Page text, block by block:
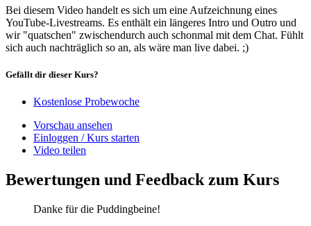
Bei diesem Video handelt es sich um eine Aufzeichnung eines
YouTube-Livestreams. Es enthält ein längeres Intro und Outro und
wir "quatschen" zwischendurch auch schonmal mit dem Chat. Fühlt
sich auch nachträglich so an, als wäre man live dabei. ;)
Gefällt dir dieser Kurs?
Kostenlose Probewoche
Vorschau ansehen
Einloggen / Kurs starten
Video teilen
Bewertungen und Feedback zum Kurs
Danke für die Puddingbeine!